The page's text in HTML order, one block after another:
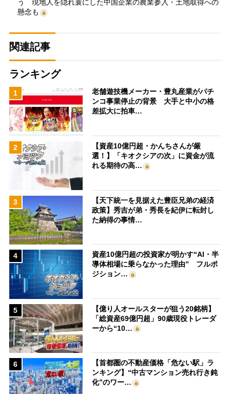
う 現地人を隠れ蓑にした中国企業の農業参入・土地取得への
懸念も
関連記事
ランキング
1
老舗遊技機メーカー・豊丸産業がパチ
ンコ事業停止の背景 大手と中小の格
差拡大に拍車…
2
【資産10億円超・かんちさんが厳
選！】「キオクシアの次」に資金が流
れる期待の高…
3
【天下統一を見据えた豊臣兄弟の経済
政策】秀吉が弟・秀長を紀伊に転封し
た納得の事情…
4
資産10億円超の投資家が明かす“AI・半
導体相場に乗らなかった理由” フルポ
ジション…
5
【億り人オールスターが狙う20銘柄】
「総資産69億円超」90歳現役トレーダ
ーから“10…
6
【首都圏の不動産価格「危ない駅」ラ
ンキング】“中古マンション売れ行き鈍
化”のワー…